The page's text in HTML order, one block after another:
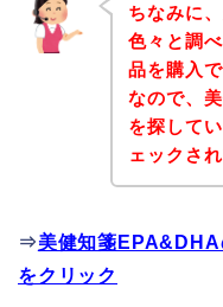
ちなみに
色々と調
品を購入
なので、
を探して
ェックさ
⇒美健知箋EPA&DHA
をクリック